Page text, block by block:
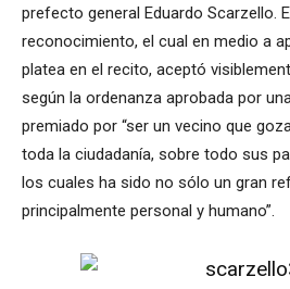
prefecto general Eduardo Scarzello.
reconocimiento, el cual en medio a
platea en el recito, aceptó
según la ordenanza aprobada por
premiado por “ser un vecino que
toda la ciudadanía, sobre todo sus
los cuales ha sido no sólo un gran
principalmente personal y humano”.